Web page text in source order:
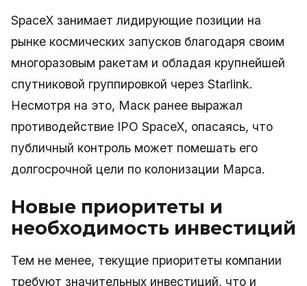
SpaceX занимает лидирующие позиции на
рынке космических запусков благодаря своим
многоразовым ракетам и обладая крупнейшей
спутниковой группировкой через Starlink.
Несмотря на это, Маск ранее выражал
противодействие IPO SpaceX, опасаясь, что
публичный контроль может помешать его
долгосрочной цели по колонизации Марса.
Новые приоритеты и
необходимость инвестиций
Тем не менее, текущие приоритеты компании
требуют значительных инвестиций, что и